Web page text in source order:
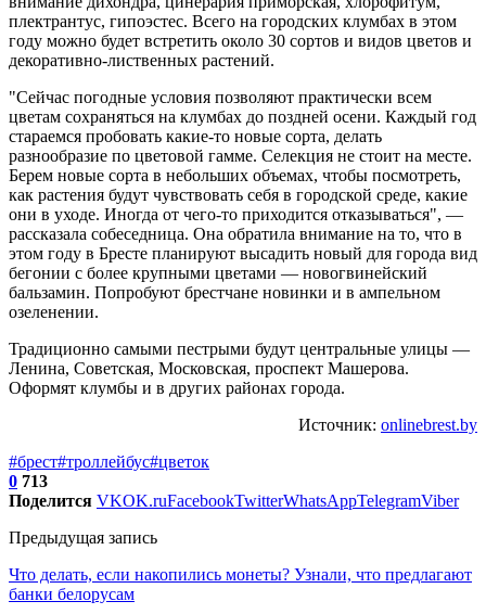
плектрантус, гипоэстес. Всего на городских клумбах в этом
году можно будет встретить около 30 сортов и видов цветов и
декоративно-лиственных растений.
"Сейчас погодные условия позволяют практически всем
цветам сохраняться на клумбах до поздней осени. Каждый год
стараемся пробовать какие-то новые сорта, делать
разнообразие по цветовой гамме. Селекция не стоит на месте.
Берем новые сорта в небольших объемах, чтобы посмотреть,
как растения будут чувствовать себя в городской среде, какие
они в уходе. Иногда от чего-то приходится отказываться", —
рассказала собеседница. Она обратила внимание на то, что в
этом году в Бресте планируют высадить новый для города вид
бегонии с более крупными цветами — новогвинейский
бальзамин. Попробуют брестчане новинки и в ампельном
озеленении.
Традиционно самыми пестрыми будут центральные улицы —
Ленина, Советская, Московская, проспект Машерова.
Оформят клумбы и в других районах города.
Источник: onlinebrest.by
#брест#троллейбус#цветок
0 713
Поделится VKOK.ruFacebookTwitterWhatsAppTelegramViber
Предыдущая запись
Что делать, если накопились монеты? Узнали, что предлагают
банки белорусам